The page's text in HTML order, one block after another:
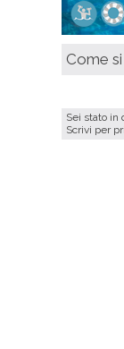
Come
Sei stato in
Scrivi per